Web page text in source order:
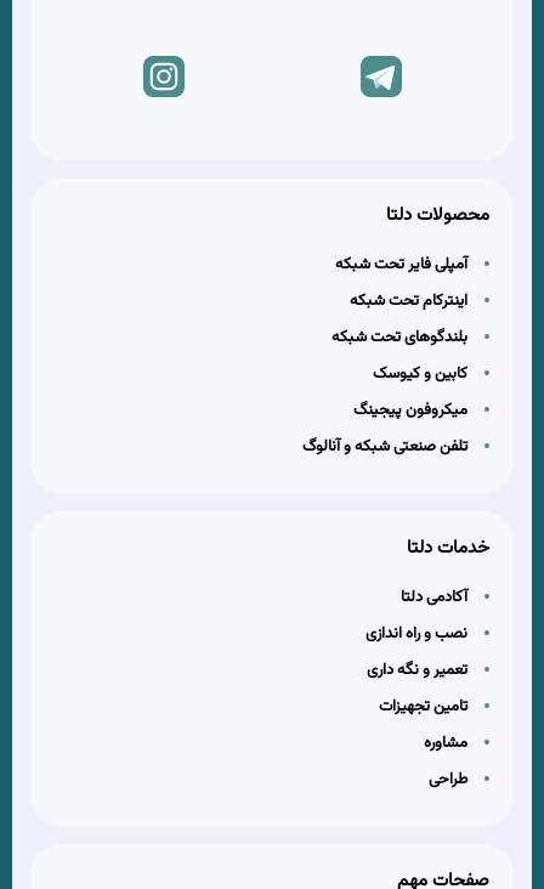
محصولات دلتا
آمپلی فایر تحت شبکه
اینترکام تحت شبکه
بلندگوهای تحت شبکه
کابین و کیوسک
میکروفون پیجینگ
تلفن صنعتی شبکه و آنالوگ
خدمات دلتا
آکادمی دلتا
نصب و راه اندازی
تعمیر و نگه داری
تامین تجهیزات
مشاوره
طراحی
صفحات مهم